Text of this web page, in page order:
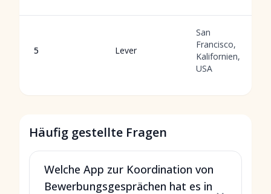
5 Lever
San
Francisco,
Kalifornien,
USA
Häufig gestellte Fragen
Welche App zur Koordination von
Bewerbungsgesprächen hat es in